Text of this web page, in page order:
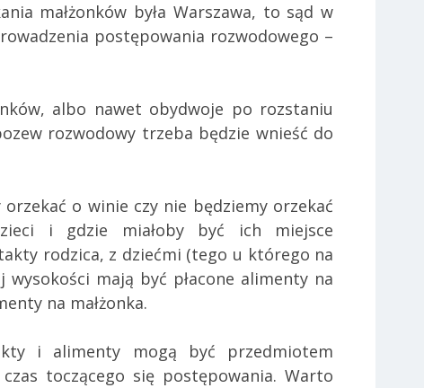
małżonków była Warszawa, to sąd w
postępowania rozwodowego –
albo nawet obydwoje po rozstaniu
rozwodowy trzeba będzie wnieść do
o winie czy nie będziemy orzekać
i gdzie miałoby być ich miejsce
rodzica, z dziećmi (tego u którego na
wysokości mają być płacone alimenty na
na małżonka.
i alimenty mogą być przedmiotem
toczącego się postępowania. Warto